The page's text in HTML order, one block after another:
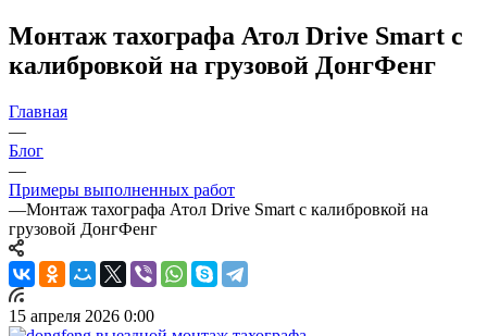
Монтаж тахографа Атол Drive Smart с
калибровкой на грузовой ДонгФенг
Главная
—
Блог
—
Примеры выполненных работ
—Монтаж тахографа Атол Drive Smart с калибровкой на
грузовой ДонгФенг
15 апреля 2026 0:00